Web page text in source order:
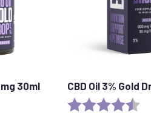
30ml CBD Oil 3% Gold
Evaluation :